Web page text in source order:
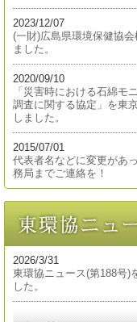
2023/12/07
(一財)広島県環境保健協会
ました。
2020/09/10
「災害時における石綿モ
調査に関する協定」を東
しました。
2015/07/01
代表者名などに変更があ
務局までご連絡を！
2026/3/31
東環協ニュース(第188号)
した。